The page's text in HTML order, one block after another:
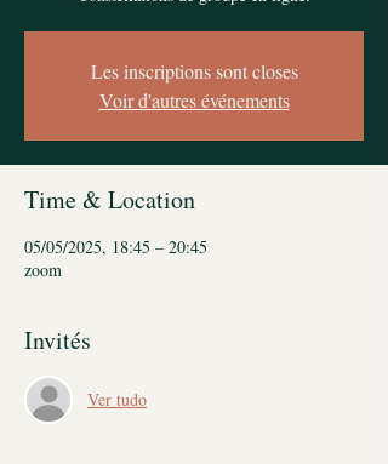
Les inscriptions sont closes
Voir d'autres événements
Time & Location
05/05/2025, 18:45 – 20:45
zoom
Invités
Ver tudo